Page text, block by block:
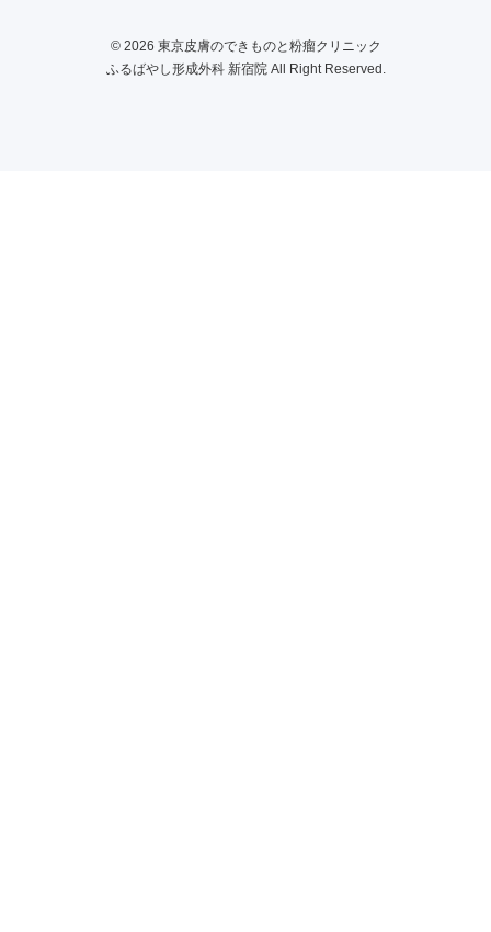
© 2026 東京皮膚のできものと粉瘤クリニック
ふるばやし形成外科 新宿院 All Right Reserved.